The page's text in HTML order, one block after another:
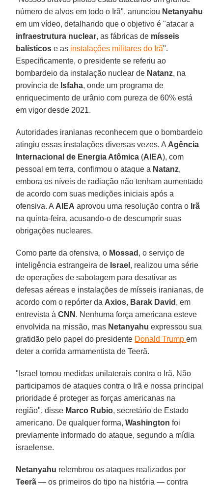
número de alvos em todo o Irã", anunciou Netanyahu
em um vídeo, detalhando que o objetivo é "atacar a
infraestrutura nuclear, as fábricas de mísseis
balísticos e as instalações militares do Irã".
Especificamente, o presidente se referiu ao
bombardeio da instalação nuclear de Natanz, na
província de Isfaha, onde um programa de
enriquecimento de urânio com pureza de 60% está
em vigor desde 2021.
Autoridades iranianas reconhecem que o bombardeio
atingiu essas instalações diversas vezes. A Agência
Internacional de Energia Atômica (AIEA), com
pessoal em terra, confirmou o ataque a Natanz,
embora os níveis de radiação não tenham aumentado
de acordo com suas medições iniciais após a
ofensiva. A AIEA aprovou uma resolução contra o Irã
na quinta-feira, acusando-o de descumprir suas
obrigações nucleares.
Como parte da ofensiva, o Mossad , o serviço de
inteligência estrangeira de Israel , realizou uma série
de operações de sabotagem para desativar as
defesas aéreas e instalações de mísseis iranianas, de
acordo com o repórter da Axios, Barak David , em
entrevista àCNN . Nenhuma força americana esteve
envolvida na missão, mas Netanyahu expressou sua
gratidão pelo papel do presidente Donald Trumpem
deter a corrida armamentista de Teerã.
"Israel tomou medidas unilaterais contra o Irã. Não
participamos de ataques contra o Irã e nossa principal
prioridade é proteger as forças americanas na
região", disse Marco Rubio, secretário de Estado
americano. De qualquer forma,Washington foi
previamente informado do ataque, segundo a mídia
israelense.
Netanyahu relembrou os ataques realizados por
Teerã — os primeiros do tipo na história — contra